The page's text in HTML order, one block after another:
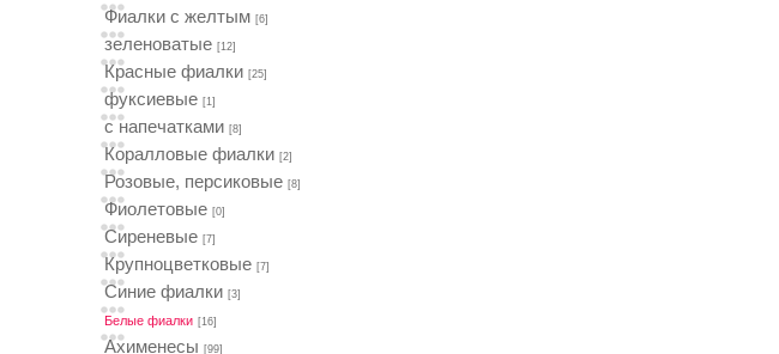
Фиалки с желтым [6]
зеленоватые [12]
Красные фиалки [25]
фуксиевые [1]
с напечатками [8]
Коралловые фиалки [2]
Розовые, персиковые [8]
Фиолетовые [0]
Сиреневые [7]
Крупноцветковые [7]
Синие фиалки [3]
Белые фиалки [16]
Ахименесы [99]